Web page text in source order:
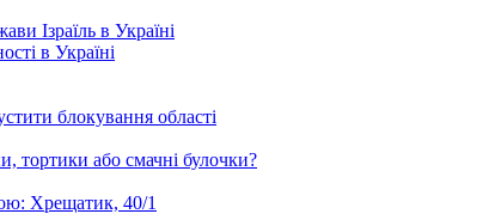
Ізраїль в Україні
в Україні
блокування області
тортики або смачні булочки?
Хрещатик, 40/1